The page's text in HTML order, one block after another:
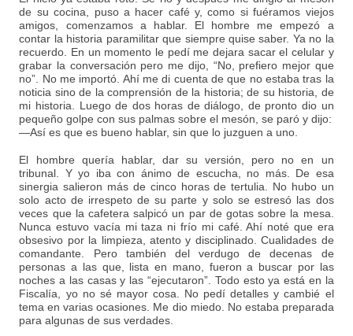
de su cocina, puso a hacer café y, como si fuéramos viejos
amigos, comenzamos a hablar. El hombre me empezó a
contar la historia paramilitar que siempre quise saber. Ya no la
recuerdo. En un momento le pedí me dejara sacar el celular y
grabar la conversación pero me dijo, “No, prefiero mejor que
no”. No me importó. Ahí me di cuenta de que no estaba tras la
noticia sino de la comprensión de la historia; de su historia, de
mi historia. Luego de dos horas de diálogo, de pronto dio un
pequeño golpe con sus palmas sobre el mesón, se paró y dijo:
—Así es que es bueno hablar, sin que lo juzguen a uno.
El hombre quería hablar, dar su versión, pero no en un
tribunal. Y yo iba con ánimo de escucha, no más. De esa
sinergia salieron más de cinco horas de tertulia. No hubo un
solo acto de irrespeto de su parte y solo se estresó las dos
veces que la cafetera salpicó un par de gotas sobre la mesa.
Nunca estuvo vacía mi taza ni frío mi café. Ahí noté que era
obsesivo por la limpieza, atento y disciplinado. Cualidades de
comandante. Pero también del verdugo de decenas de
personas a las que, lista en mano, fueron a buscar por las
noches a las casas y las “ejecutaron”. Todo esto ya está en la
Fiscalía, yo no sé mayor cosa. No pedí detalles y cambié el
tema en varias ocasiones. Me dio miedo. No estaba preparada
para algunas de sus verdades.